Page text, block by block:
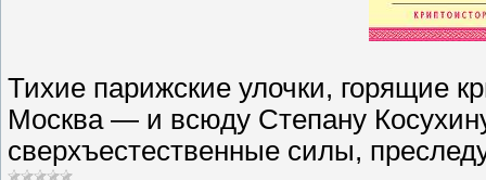
Тихие парижские улочки, горящие
Москва — и всюду Степану
сверхъестественные силы,